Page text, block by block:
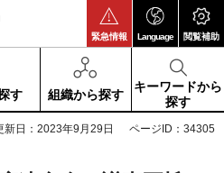
緊急情報 Language 閲覧補助
す 組織から探す
キーワードから
探す
新日：2023年9月29日 ページID：34305